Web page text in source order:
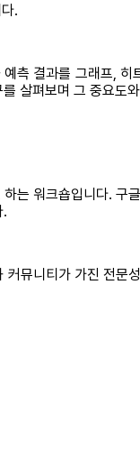
.
결과를 그래프,
살펴보며 그 중요도
는 워크숍입니다. 구
.
커뮤니티가 가진 전문